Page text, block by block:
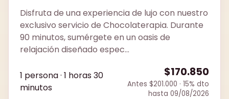
Disfruta de una experiencia de lujo con nuestro
exclusivo servicio de Chocolaterapia. Durante
90 minutos, sumérgete en un oasis de
relajación diseñado espec...
1 persona · 1 horas 30
minutos
$170.850
Antes $201.000 · 15% dto
hasta 09/08/2026